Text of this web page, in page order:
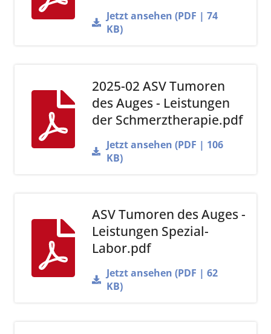
Jetzt ansehen (PDF | 74
KB)
2025-02 ASV Tumoren
des Auges - Leistungen
der Schmerztherapie.pdf
Jetzt ansehen (PDF | 106
KB)
ASV Tumoren des Auges -
Leistungen Spezial-
Labor.pdf
Jetzt ansehen (PDF | 62
KB)